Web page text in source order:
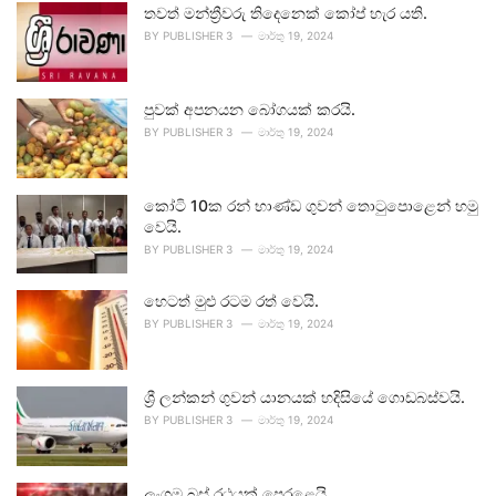
තවත් මන්ත්‍රීවරු තිදෙනෙක් කෝප් හැර යති.
BY PUBLISHER 3 මාර්තු 19, 2024
පුවක් අපනයන බෝගයක් කරයි.
BY PUBLISHER 3 මාර්තු 19, 2024
කෝටි 10ක රන් භාණ්ඩ ගුවන් තොටුපොළෙන් හමු
වෙයි.
BY PUBLISHER 3 මාර්තු 19, 2024
හෙටත් මුළු රටම රත් වෙයි.
BY PUBLISHER 3 මාර්තු 19, 2024
ශ්‍රී ලන්කන් ගුවන් යානයක් හදිසියේ ගොඩබස්වයි.
BY PUBLISHER 3 මාර්තු 19, 2024